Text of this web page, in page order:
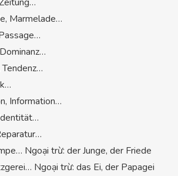
Marmelade…
Information…
Ngoại trừ: der Junge, der Friede
Ngoại trừ: das Ei, der Papagei